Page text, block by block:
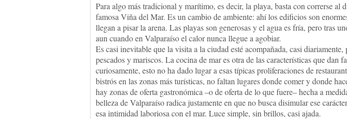
Para algo más tradicional y marítimo, es decir, la playa, basta con correrse al
famosa Viña del Mar. Es un cambio de ambiente: ahí los edificios son
llegan a pisar la arena. Las playas son generosas y el agua es fría, pero tras
aun cuando en Valparaíso el calor nunca llegue a agobiar.
Es casi inevitable que la visita a la ciudad esté acompañada, casi
pescados y mariscos. La cocina de mar es otra de las características que dan
curiosamente, esto no ha dado lugar a esas típicas proliferaciones de
bistrós en las zonas más turísticas, no faltan lugares donde comer y donde
hay zonas de oferta gastronómica –o de oferta de lo que fuere– hecha a
belleza de Valparaíso radica justamente en que no busca disimular ese
esa intimidad laboriosa con el mar. Luce simple, sin brillos, casi ajada.